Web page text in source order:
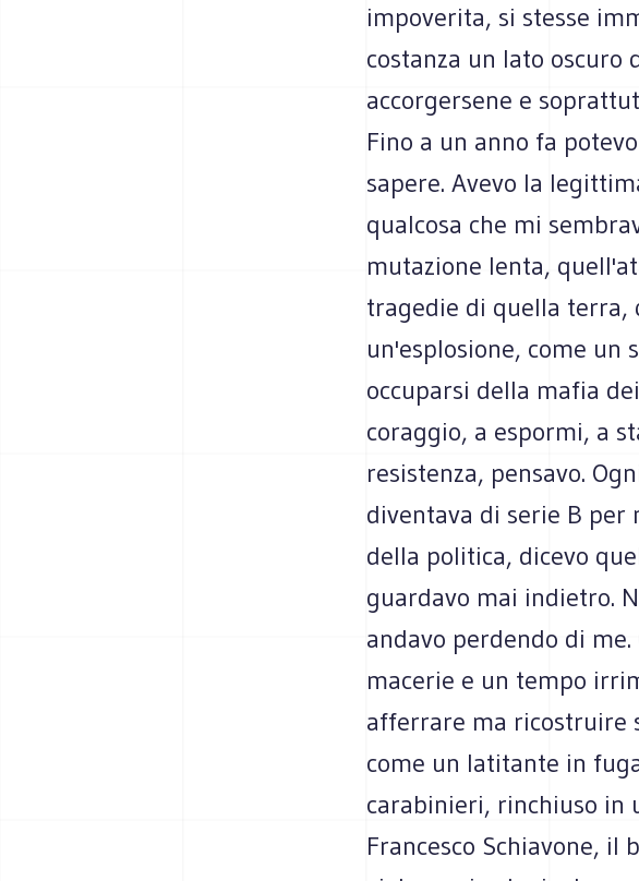
impoverita, si stesse
costanza un lato oscuro
accorgersene e
Fino a un anno fa
sapere. Avevo la
qualcosa che mi
mutazione lenta,
tragedie di quella terra,
un'esplosione, come un
occuparsi della mafia
coraggio, a espormi, a
resistenza, pensavo.
diventava di serie B
della politica, dicevo
guardavo mai indietro.
andavo perdendo di
macerie e un tempo
afferrare ma ricostruire
come un latitante in
carabinieri, rinchiuso in
Francesco Schiavone, il